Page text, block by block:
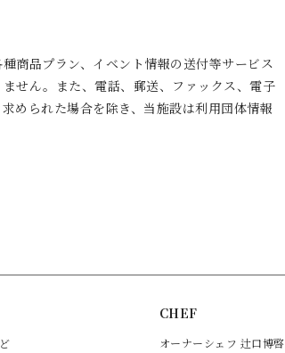
商品プラン、イベント情報の送付等サービス
せん。また、電話、郵送、ファックス、電子
められた場合を除き、当施設は利用団体情報
CHEF
オーナーシェフ 辻口博啓